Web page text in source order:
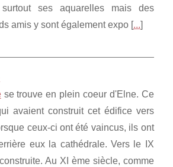
ses aquarelles mais des
amis y sont également expo [...]
se trouve en plein coeur d'Elne. Ce
avaient construit cet édifice vers
ceux-ci ont été vaincus, ils ont
eux la cathédrale. Vers le IX
Au XI ème siècle, comme